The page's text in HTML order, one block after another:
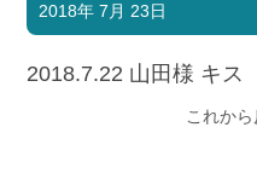
マリンライフを堪能したい！
ボート免許
長年の実績と信頼！
2018年 7月 23日
2018.7.22 山田様 キス
これから